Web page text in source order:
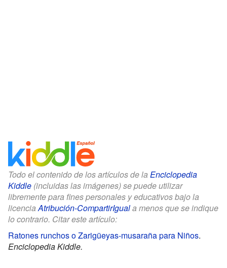
Todo el contenido de los artículos de la Enciclopedia
Kiddle (incluidas las imágenes) se puede utilizar
libremente para fines personales y educativos bajo la
licenciaAtribución-CompartirIguala menos que se indique
lo contrario. Citar este artículo:
Ratones runchos o Zarigüeyas-musaraña para Niños.
Enciclopedia Kiddle.